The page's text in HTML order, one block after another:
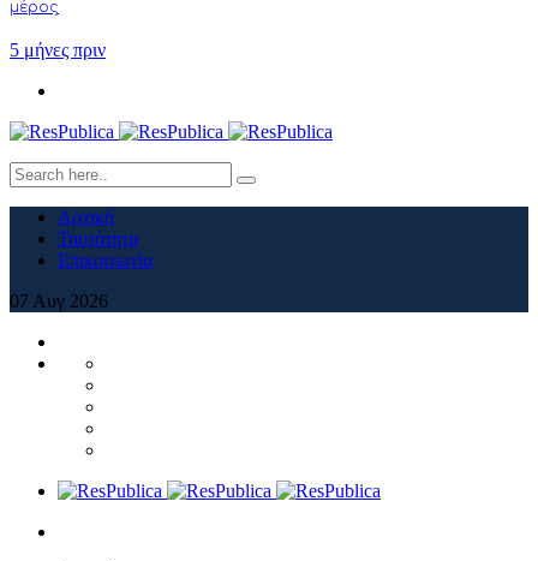
μέρος
5 μήνες πριν
Αρχική
Ταυτότητα
Επικοινωνία
07Αυγ 2026